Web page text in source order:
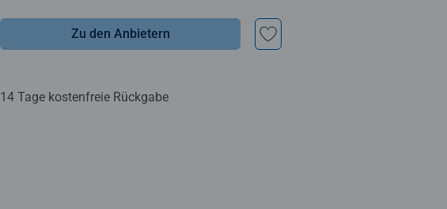
Zu den Anbietern
14 Tage kostenfreie Rückgabe